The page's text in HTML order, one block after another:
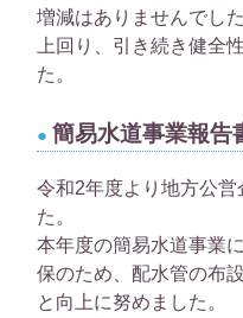
増減はありませんでし
上回り、引き続き健全
た。
簡易水道事業報告
令和2年度より地方公
た。
本年度の簡易水道事業
保のため、配水管の布
と向上に努めました。